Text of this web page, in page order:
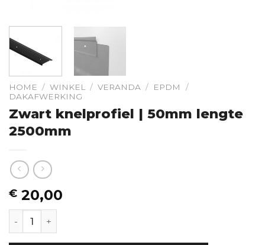
HOME / WINKEL / VERANDA / EPDM
/
DAKAFWERKING
Zwart knelprofiel | 50mm lengte
2500mm
€ 20,00
Zwart knelprofiel | 50mm lengte 2500mm hoeveelheid